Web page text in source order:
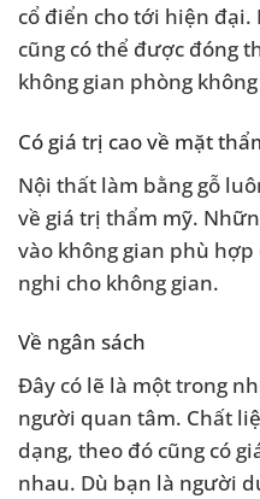
cổ điển cho tới hiện
cũng có thể được đóng
không gian phòng
Có giá trị cao về mặt
Nội thất làm bằng gỗ
về giá trị thẩm mỹ.
vào không gian phù
nghi cho không gian.
Về ngân sách
Đây có lẽ là một trong
người quan tâm. Chất
dạng, theo đó cũng có
nhau. Dù bạn là người